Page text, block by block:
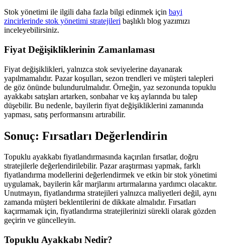
Stok yönetimi ile ilgili daha fazla bilgi edinmek için bayi
zincirlerinde stok yönetimi stratejileri başlıklı blog yazımızı
inceleyebilirsiniz.
Fiyat Değişikliklerinin Zamanlaması
Fiyat değişiklikleri, yalnızca stok seviyelerine dayanarak
yapılmamalıdır. Pazar koşulları, sezon trendleri ve müşteri talepleri
de göz önünde bulundurulmalıdır. Örneğin, yaz sezonunda topuklu
ayakkabı satışları artarken, sonbahar ve kış aylarında bu talep
düşebilir. Bu nedenle, bayilerin fiyat değişikliklerini zamanında
yapması, satış performansını artırabilir.
Sonuç: Fırsatları Değerlendirin
Topuklu ayakkabı fiyatlandırmasında kaçırılan fırsatlar, doğru
stratejilerle değerlendirilebilir. Pazar araştırması yapmak, farklı
fiyatlandırma modellerini değerlendirmek ve etkin bir stok yönetimi
uygulamak, bayilerin kâr marjlarını artırmalarına yardımcı olacaktır.
Unutmayın, fiyatlandırma stratejileri yalnızca maliyetleri değil, aynı
zamanda müşteri beklentilerini de dikkate almalıdır. Fırsatları
kaçırmamak için, fiyatlandırma stratejilerinizi sürekli olarak gözden
geçirin ve güncelleyin.
Topuklu Ayakkabı Nedir?